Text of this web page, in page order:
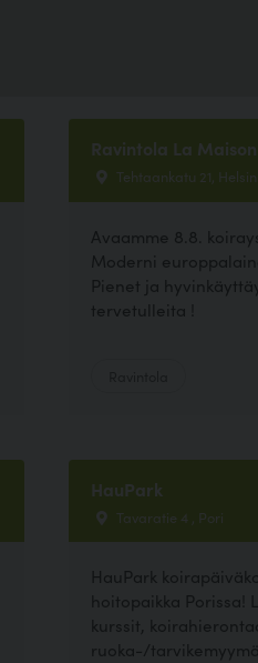
Ravintola La Maison
Tehtaankatu 21,
Avaamme 8.8.
Moderni
Pienet ja
tervetulleita !
HauPark
Tavaratie 4 , Pori
HauPark
hoitopaikka Porissa!
kurssit,
ruoka-/